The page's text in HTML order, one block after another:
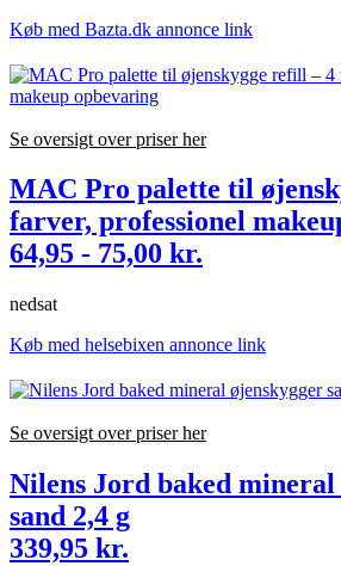
Køb med Bazta.dk annonce link
Se oversigt over priser her
MAC Pro palette til
farver, professionel
64,95 - 75,00 kr.
nedsat
Køb med helsebixen annonce link
Se oversigt over priser her
Nilens Jord baked mineral
sand 2,4 g
339,95 kr.